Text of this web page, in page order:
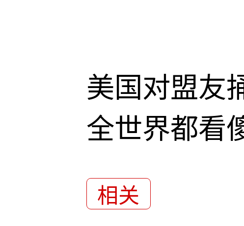
美国对盟友
全世界都看
相关